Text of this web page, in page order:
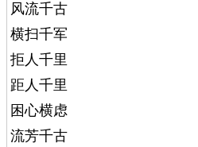
风流千古
横扫千军
拒人千里
距人千里
困心横虑
流芳千古